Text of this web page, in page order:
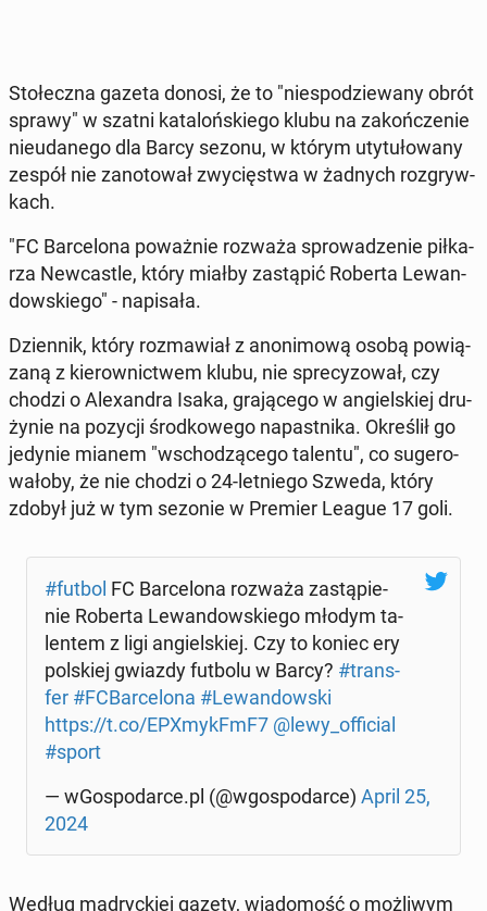
Sto­łecz­na gazeta donosi, że to "nie­spo­dzie­wa­ny obrót
sprawy" w szatni ka­ta­loń­skie­go klubu na za­koń­cze­nie
nie­uda­ne­go dla Barcy sezonu, w którym uty­tu­ło­wa­ny
zespół nie za­no­to­wał zwy­cię­stwa w żadnych roz­gryw­
kach.
"FC Bar­ce­lo­na po­waż­nie rozważa spro­wa­dze­nie pił­ka­
rza New­ca­stle, który miałby za­stą­pić Roberta Le­wan­
dow­skie­go" - na­pi­sa­ła.
Dzien­nik, który roz­ma­wiał z ano­ni­mo­wą osobą po­wią­
za­ną z kie­row­nic­twem klubu, nie spre­cy­zo­wał, czy
chodzi o Ale­xan­dra Isaka, gra­ją­ce­go w an­giel­skiej dru­
ży­nie na pozycji środ­ko­we­go na­past­ni­ka. Okre­ślił go
jedynie mianem "wscho­dzą­ce­go talentu", co su­ge­ro­
wa­ło­by, że nie chodzi o 24-let­nie­go Szweda, który
zdobył już w tym sezonie w Premier League 17 goli.
#futbol FC Bar­ce­lo­na rozważa za­stą­pie­
nie Roberta Le­wan­dow­skie­go młodym ta­
len­tem z ligi an­giel­skiej. Czy to koniec ery
pol­skiej gwiazdy futbolu w Barcy? #trans­
fer #FCBar­ce­lo­na #Le­wan­dow­ski
https://t.co/EPXmykFmF7 @lewy_of­fi­cial
#sport
— wGo­spo­dar­ce.pl (@wgo­spo­dar­ce) April 25,
2024
Według ma­dryc­kiej gazety, wia­do­mość o moż­li­wym